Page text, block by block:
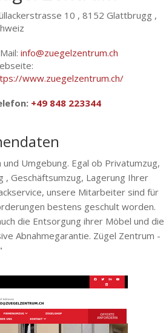
10 ,8152 Glattbrugg ,
info@zuegelzentrum.ch
www.zuegelzentrum.ch/
+49 848 223344
Umgebung. Egal ob Privatumzug,
, Geschäftsumzug, Lagerung Ihrer
unsere Mitarbeiter sind für
bestens geschult worden.
die Entsorgung ihrer Möbel und die
Abnahmegarantie. Zügel Zentrum -